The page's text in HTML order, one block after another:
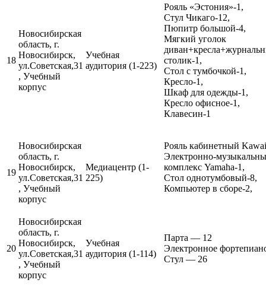
18
Новосибирская
область, г.
Новосибирск,
ул.Советская,31
, Учебный
корпус
Учебная
аудитория (1-223)
Рояль «Эстония»-1,
Стул Чикаго-12,
Пюпитр большой-4,
Мягкий уголок
столик-1,
Cтол с тумбочкой-1,
Кресло-1,
Шкаф для одежды-1,
Кресло офисное-1,
Клавесин-1
19
Новосибирская
область, г.
Новосибирск,
ул.Советская,31
, Учебный
корпус
Медиацентр (1-
225)
Рояль кабинетный
Электронно-
комплекс Yamaha-1,
Стол однотумбовый-8,
Компьютер в сборе-2,
20
Новосибирская
область, г.
Новосибирск,
ул.Советская,31
, Учебный
корпус
Учебная
аудитория (1-114)
Парта — 12
Электронное
Стул — 26